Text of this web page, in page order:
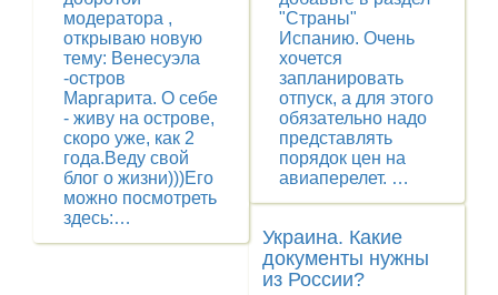
модератора ,
открываю новую
тему: Венесуэла
-остров
Маргарита. О себе
- живу на острове,
скоро уже, как 2
года.Веду свой
блог о жизни)))Его
можно посмотреть
здесь:…
"Страны"
Испанию. Очень
хочется
запланировать
отпуск, а для этого
обязательно надо
представлять
порядок цен на
авиаперелет. …
Украина. Какие
документы нужны
из России?